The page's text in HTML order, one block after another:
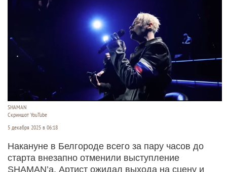
SHAMAN
Скриншот YouTube
5 декабря 2025 в 06:18
Накануне в Белгороде всего за пару часов до
старта внезапно отменили выступление
SHAMAN’а. Артист ожидал выхода на сцену и